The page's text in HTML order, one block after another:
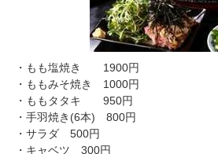
・もも塩焼き 1900円
・ももみそ焼き 1000円
・ももタタキ 950円
・手羽焼き(6本) 800円
・サラダ 500円
・キャベツ 300円